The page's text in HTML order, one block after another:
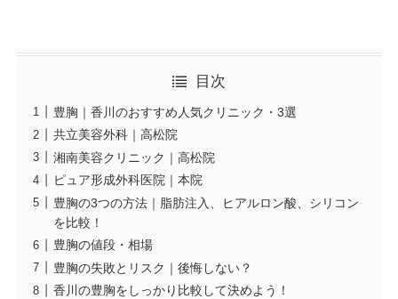
目次
豊胸｜香川のおすすめ人気クリニック・3選
共立美容外科｜高松院
湘南美容クリニック｜高松院
ピュア形成外科医院｜本院
豊胸の3つの方法｜脂肪注入、ヒアルロン酸、シリコン
を比較！
豊胸の値段・相場
豊胸の失敗とリスク｜後悔しない？
香川の豊胸をしっかり比較して決めよう！